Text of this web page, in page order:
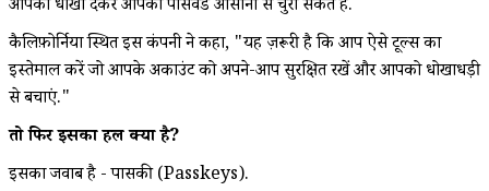
आपको धोखा देकर आपका पासवर्ड आसानी से चुरा सकते हैं.
कैलिफ़ोर्निया स्थित इस कंपनी ने कहा, "यह ज़रूरी है कि आप ऐसे टूल्स का
इस्तेमाल करें जो आपके अकाउंट को अपने-आप सुरक्षित रखें और आपको धोखाधड़ी
से बचाएं."
तो फिर इसका हल क्या है?
इसका जवाब है - पासकी (Passkeys).